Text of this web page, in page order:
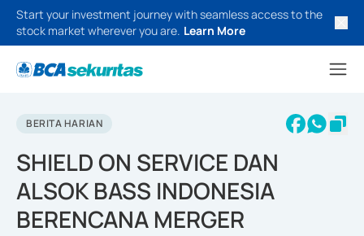
Start your investment journey with seamless access to the
stock market wherever you are. Learn More
BERITA HARIAN
SHIELD ON SERVICE DAN
ALSOK BASS INDONESIA
BERENCANA MERGER